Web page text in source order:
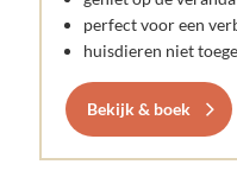
perfect voor een
huisdieren niet
Bekijk & boek